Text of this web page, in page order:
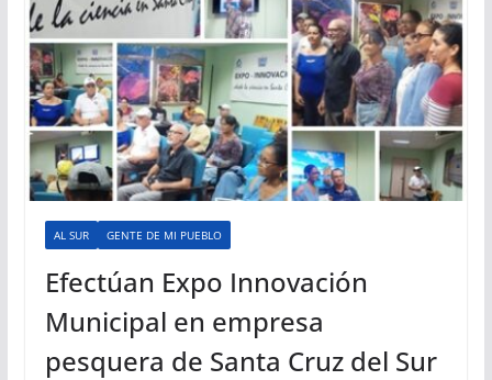
AL SUR GENTE DE MI PUEBLO
Efectúan Expo Innovación
Municipal en empresa
pesquera de Santa Cruz del Sur